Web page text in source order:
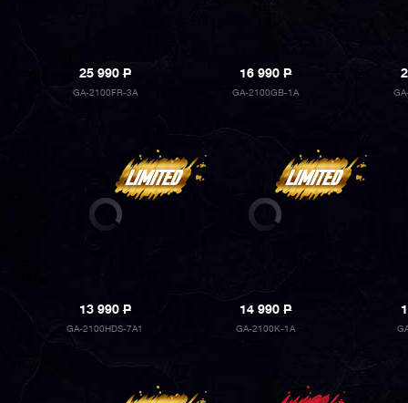
25 990P
GA-2100FR-3A
16 990P
GA-2100GB-1A
13 990P
GA-2100HDS-7A1
14 990P
GA-2100K-1A